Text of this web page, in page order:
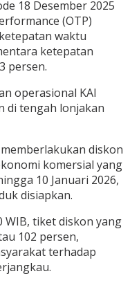
18 Desember 2025
(OTP)
waktu
ketepatan
persen.
operasional KAI
di tengah lonjakan
diskon
komersial yang
10 Januari 2026,
disiapkan.
WIB, tiket diskon yang
102 persen,
terhadap